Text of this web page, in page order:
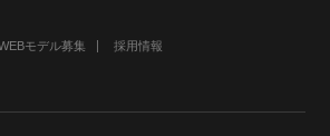
モデル募集 採用情報